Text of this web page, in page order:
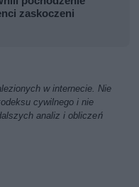
zaskoczeni
w internecie. Nie
cywilnego i nie
analiz i obliczeń